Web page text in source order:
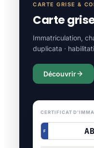
CARTE GRISE &
Carte
Immatriculation,
duplicata ·
Découvrir
CERTIFICAT
F